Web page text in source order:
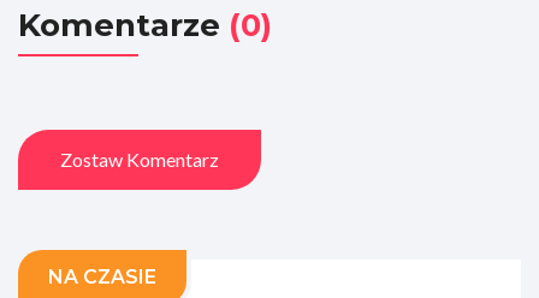
Komentarze (0)
Zostaw Komentarz
NA CZASIE